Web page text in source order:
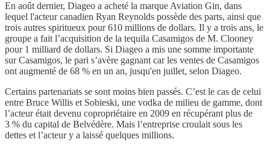
En août dernier, Diageo a acheté la marque Aviation Gin, dans
lequel l'acteur canadien Ryan Reynolds possède des parts, ainsi que
trois autres spiritueux pour 610 millions de dollars. Il y a trois ans, le
groupe a fait l’acquisition de la tequila Casamigos de M. Clooney
pour 1 milliard de dollars. Si Diageo a mis une somme importante
sur Casamigos, le pari s’avère gagnant car les ventes de Casamigos
ont augmenté de 68 % en un an, jusqu'en juillet, selon Diageo.
Certains partenariats se sont moins bien passés. C’est le cas de celui
entre Bruce Willis et Sobieski, une vodka de milieu de gamme, dont
l’acteur était devenu copropriétaire en 2009 en récupérant plus de
3 % du capital de Belvédère. Mais l’entreprise croulait sous les
dettes et l’acteur y a laissé quelques millions.